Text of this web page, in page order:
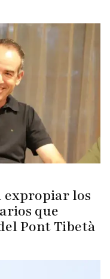
expropiar los
que
Pont Tibetà